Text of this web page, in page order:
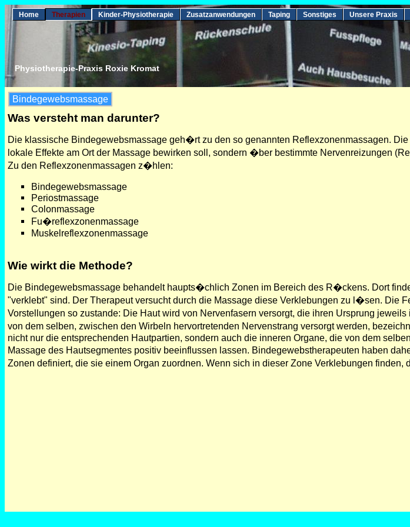
Home Therapien Kinder-Physiotherapie Zusatzanwendungen Taping Sonstiges Unsere Praxis
Physiotherapie-Praxis Roxie Kromat
Bindegewebsmassage
Was versteht man darunter?
Die klassische Bindegewebsmassage geh�rt zu den so genannten Reflexzonenmassagen.
lokale Effekte am Ort der Massage bewirken soll, sondern �ber bestimmte Nervenreizungen
Zu den Reflexzonenmassagen z�hlen:
Bindegewebsmassage
Periostmassage
Colonmassage
Fu�reflexzonenmassage
Muskelreflexzonenmassage
Wie wirkt die Methode?
Die Bindegewebsmassage behandelt haupts�chlich Zonen im Bereich des R�ckens. Dort
"verklebt" sind. Der Therapeut versucht durch die Massage diese Verklebungen zu l�sen. Die
Vorstellungen so zustande: Die Haut wird von Nervenfasern versorgt, die ihren Ursprung
von dem selben, zwischen den Wirbeln hervortretenden Nervenstrang versorgt werden,
nicht nur die entsprechenden Hautpartien, sondern auch die inneren Organe, die von dem
Massage des Hautsegmentes positiv beeinflussen lassen. Bindegewebstherapeuten haben
Zonen definiert, die sie einem Organ zuordnen. Wenn sich in dieser Zone Verklebungen